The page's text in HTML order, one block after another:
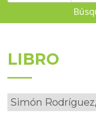
LIBRO
Simón